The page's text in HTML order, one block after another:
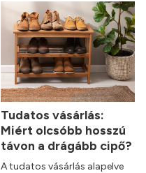
Tudatos vásárlás:
Miért olcsóbb hosszú
távon a drágább cipő?
A tudatos vásárlás alapelve